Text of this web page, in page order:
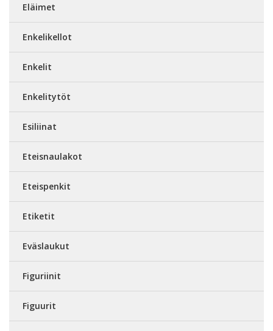
Eläimet
Enkelikellot
Enkelit
Enkelitytöt
Esiliinat
Eteisnaulakot
Eteispenkit
Etiketit
Eväslaukut
Figuriinit
Figuurit